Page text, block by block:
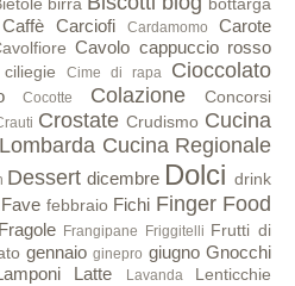
birra bottarga
Caffè Carciofi Cardamomo Carote
Cavolo cappuccio rosso
ciliegie Cime di rapa Cioccolato
Cocotte Colazione Concorsi
Crostate Crudismo Cucina
Cucina Regionale
Dessert dicembre Dolci drink
Fave febbraio Fichi Finger Food
Fragole Frangipane Friggitelli Frutti di
gennaio ginepro giugno Gnocchi
Latte Lavanda Lenticchie